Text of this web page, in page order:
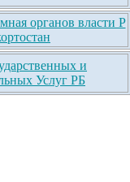
органов власти Р
и
Услуг РБ